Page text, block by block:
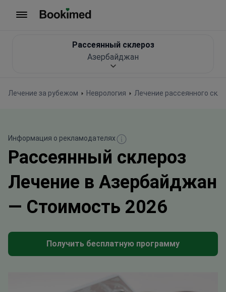
Лечение за рубежом Неврология Лечение рассеянного
Рассеянный склероз
Азербайджан
Информация о рекламодателях
Рассеянный склероз
Лечение в Азербайджан
— Стоимость 2026
Получить бесплатную программу